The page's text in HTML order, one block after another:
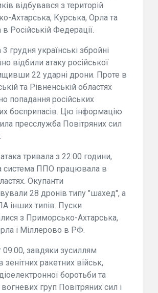
відбувався з територій
Ахтарська, Курська, Орла та
Російській Федерації.
3 грудня українські збройні
відбили атаку російської
22 ударні дрони. Проте в
та Рівненській областях
попадання російських
боєприпасів. Цю інформацію
пресслужба Повітряних сил
тривала з 22:00 години,
система ППО працювала в
Окупанти
28 дронів типу "шахед", а
інших типів. Пуски
з Приморсько-Ахтарська,
і Міллерово в РФ.
завдяки зусиллям
зенітних ракетних військ,
боротьби та
груп Повітряних сил і